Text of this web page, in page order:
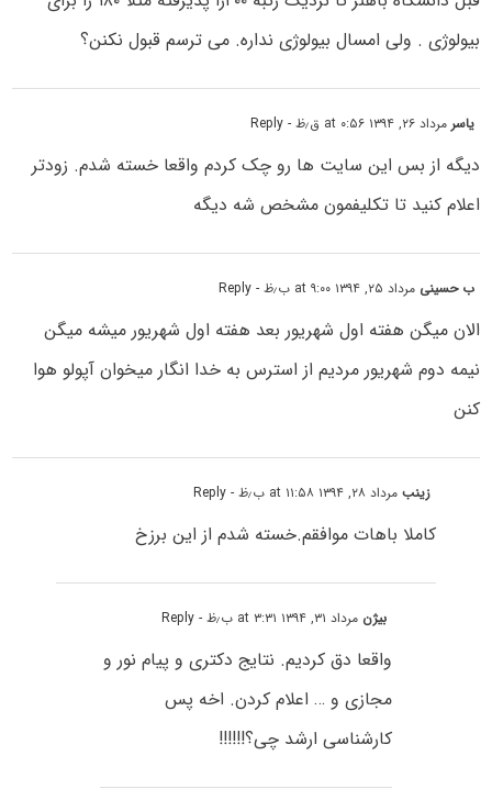
بیولوژی . ولی امسال بیولوژی نداره. می ترسم قبول نکنن؟
یاسرمرداد ۲۶, ۱۳۹۴ at ۰:۵۶ ق٫ظ - Reply
دیگه از بس این سایت ها رو چک کردم واقعا خسته شدم. زودتر
اعلام کنید تا تکلیفمون مشخص شه دیگه
ب حسینی مرداد ۲۵, ۱۳۹۴ at ۹:۰۰ ب٫ظ - Reply
الان میگن هفته اول شهریور بعد هفته اول شهریور میشه میگن
نیمه دوم شهریور مردیم از استرس به خدا انگار میخوان آپولو هوا
کنن
زینبمرداد ۲۸, ۱۳۹۴ at ۱۱:۵۸ ب٫ظ - Reply
کاملا باهات موافقم.خسته شدم از این برزخ
بیژن مرداد ۳۱, ۱۳۹۴ at ۳:۳۱ ب٫ظ - Reply
واقعا دق کردیم. نتایج دکتری و پیام نور و
مجازی و … اعلام کردن. اخه پس
کارشناسی ارشد چی؟!!!!!!